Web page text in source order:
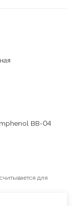
BB-04
для